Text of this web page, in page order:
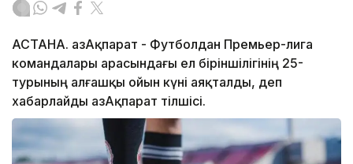
АСТАНА. ҚазАқпарат - Футболдан Премьер-лига
командалары арасындағы ел біріншілігінің 25-
турының алғашқы ойын күні аяқталды, деп
хабарлайды ҚазАқпарат тілшісі.